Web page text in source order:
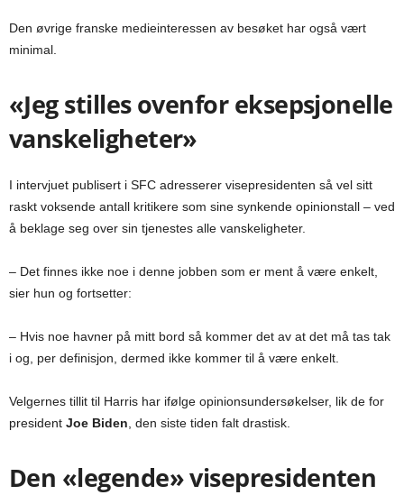
Den øvrige franske medieinteressen av besøket har også vært
minimal.
«Jeg stilles ovenfor eksepsjonelle
vanskeligheter»
I intervjuet publisert i SFC adresserer visepresidenten så vel sitt
raskt voksende antall kritikere som sine synkende opinionstall – ved
å beklage seg over sin tjenestes alle vanskeligheter.
– Det finnes ikke noe i denne jobben som er ment å være enkelt,
sier hun og fortsetter:
– Hvis noe havner på mitt bord så kommer det av at det må tas tak
i og, per definisjon, dermed ikke kommer til å være enkelt.
Velgernes tillit til Harris har ifølge opinionsundersøkelser, lik de for
president Joe Biden , den siste tiden falt drastisk.
Den «legende» visepresidenten